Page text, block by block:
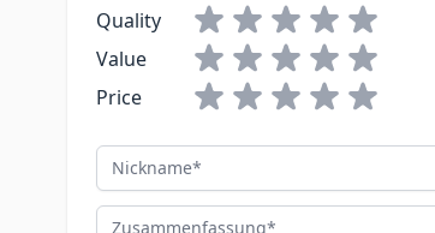
Quality
Value
Price
Nickname
Zusammenfassung